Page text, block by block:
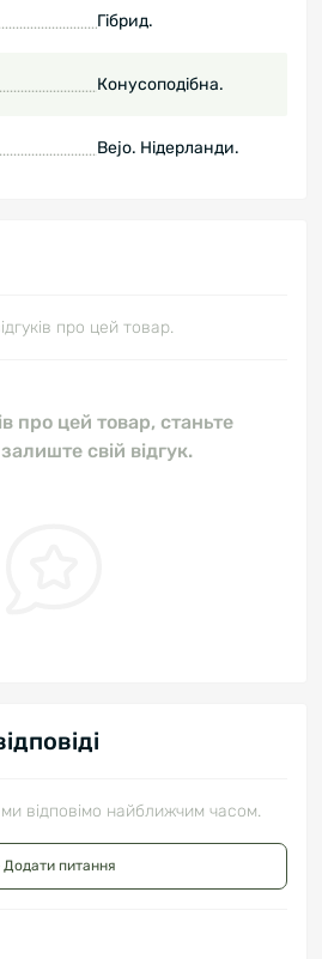
Гібрид.
Конусоподібна.
Bejo. Нідерланди.
про цей товар.
про цей товар, станьте
свій відгук.
відповімо найближчим часом.
Додати питання